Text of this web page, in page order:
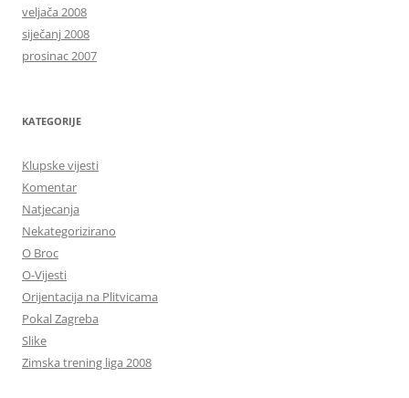
veljača 2008
siječanj 2008
prosinac 2007
KATEGORIJE
Klupske vijesti
Komentar
Natjecanja
Nekategorizirano
O Broc
O-Vijesti
Orijentacija na Plitvicama
Pokal Zagreba
Slike
Zimska trening liga 2008